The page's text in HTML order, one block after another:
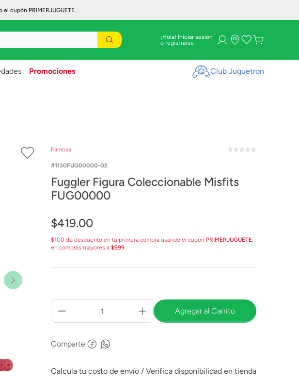
cupón PRIMERJUGUETE.
¡Hola! Iniciar sesión
Promociones Club Juguetron
Famosa
1130FUG00000-02
Fuggler Figura Coleccionable Misfits
FUG00000
$419.00
$100 de descuento en tu primera compra usando el cupón PRIMERJUGUETE,
en compras mayores a $999.
Agregar al Carrito
Comparte